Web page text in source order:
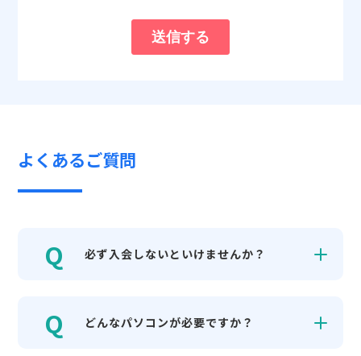
よくあるご質問
必ず入会しないといけませんか？
どんなパソコンが必要ですか？